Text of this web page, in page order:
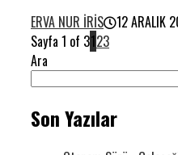
ERVA NUR İRIS
12 ARALIK
Sayfa 1 of 3123
Ara
Son Yazılar